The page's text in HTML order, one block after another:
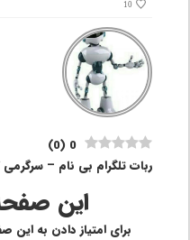
10
0
(
0
)
ربات تلگرام بی نام – سرگرمی
این
برای امتیاز دادن به این